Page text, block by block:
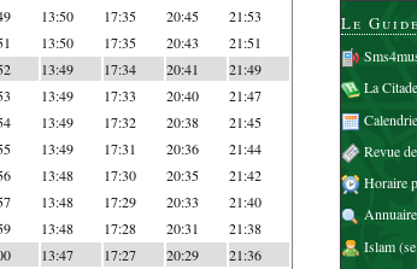
13:50 17:35 20:45 21:53
13:50 17:35 20:43 21:51
13:49 17:34 20:41 21:49
13:49 17:33 20:40 21:47
13:49 17:32 20:38 21:45
13:49 17:31 20:36 21:44
13:48 17:30 20:35 21:42
13:48 17:29 20:33 21:40
13:48 17:28 20:31 21:38
13:47 17:27 20:29 21:36
Le
La
Revue
Horaire
Islam